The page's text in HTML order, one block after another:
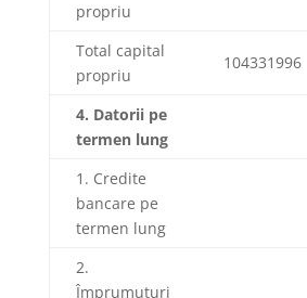
propriu
Total capital
propriu
104331996
4. Datorii pe
termen lung
1. Credite
bancare pe
termen lung
2.
Împrumuturi